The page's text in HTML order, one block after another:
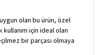
olan bu ürün, özel
için ideal olan
bir parçası olmaya